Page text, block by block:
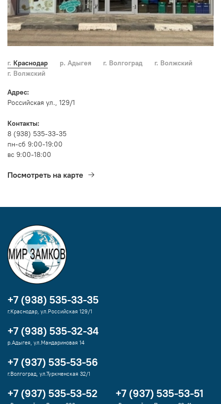
г. Краснодар р. Адыгея г. Волгоград
г. Волжский
г. Волжский
Адрес:
Российская ул., 129/1
Контакты:
8 (938) 535-33-35
пн-сб 9:00-19:00
вс 9:00-18:00
Посмотреть на карте
+7 (938) 535-33-35
г.Краснодар, ул.Российская 129/1
+7 (938) 535-32-34
р.Адыгея, ул.Мандариновая 14
+7 (937) 535-53-56
г.Волгоград, ул.Туркменская 32/1
+7 (937) 535-53-52 +7 (937) 535-53-51